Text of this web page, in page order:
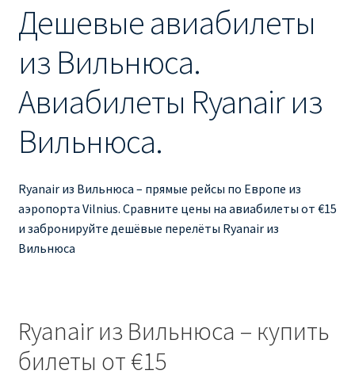
RYANAIR ИТАЛИЯ
Ryanair ошибка в фамилии, имени
Ryanair пересадки
Ryanair Польша
Дешевые авиабилеты
из Вильнюса.
Авиабилеты Ryanair из
Вильнюса.
Ryanair из Вильнюса – прямые рейсы по Европе из
аэропорта Vilnius. Сравните цены на авиабилеты от €15
и забронируйте дешёвые перелёты Ryanair из
Вильнюса
Ryanair из Вильнюса – купить
билеты от €15